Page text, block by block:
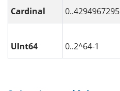
Cardinal 0..4294967295
UInt64 0..2^64-1